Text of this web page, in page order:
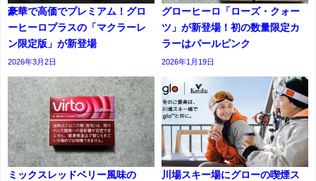
豪華で高価でプレミアム！グロ
ーヒーロプラスの「マクラーレ
ン限定版」が新登場
2026年3月2日
グローヒーロ「ローズ・クォー
ツ」が新登場！初の数量限定カ
ラーはパールピンク
2026年1月19日
ミックスレッドベリー風味の
川場スキー場にグローの喫煙ス